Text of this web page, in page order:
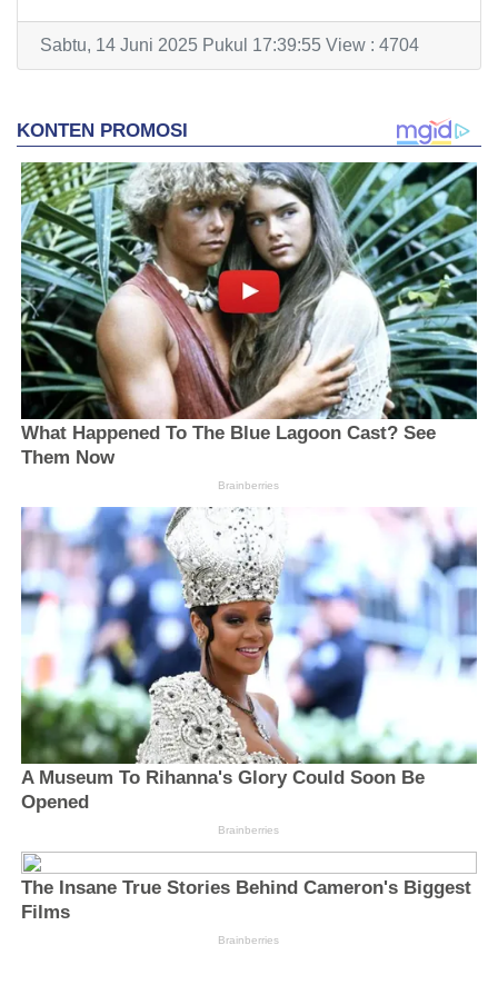
Sabtu, 14 Juni 2025 Pukul 17:39:55 View : 4704